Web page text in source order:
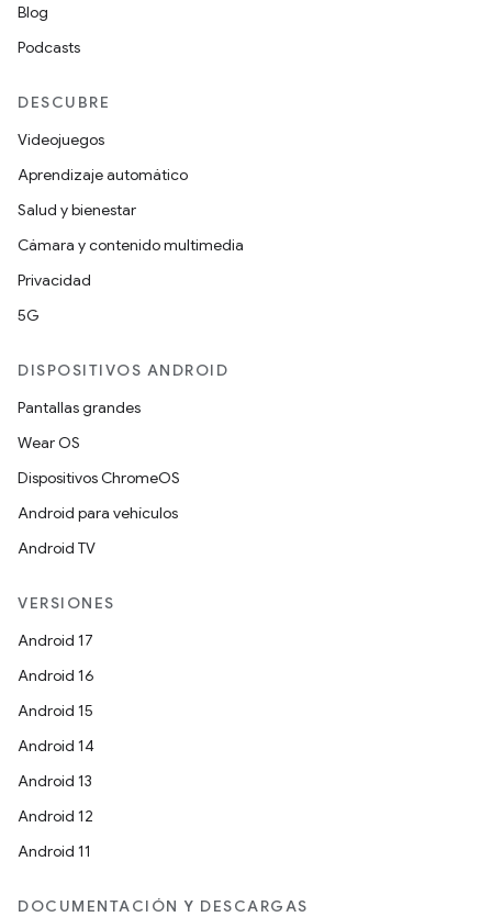
Blog
Podcasts
DESCUBRE
Videojuegos
Aprendizaje automático
Salud y bienestar
Cámara y contenido multimedia
Privacidad
5G
DISPOSITIVOS ANDROID
Pantallas grandes
Wear OS
Dispositivos ChromeOS
Android para vehículos
Android TV
VERSIONES
Android 17
Android 16
Android 15
Android 14
Android 13
Android 12
Android 11
DOCUMENTACIÓN Y DESCARGAS